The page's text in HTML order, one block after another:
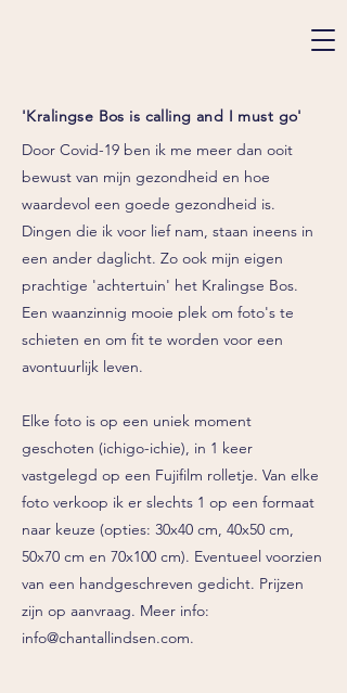
'Kralingse Bos is calling and I must go'
Door Covid-19 ben ik me meer dan ooit
bewust van mijn gezondheid en hoe
waardevol een goede gezondheid is.
Dingen die ik voor lief nam, staan ineens in
een ander daglicht. Zo ook mijn eigen
prachtige 'achtertuin' het Kralingse Bos.
Een waanzinnig mooie plek om foto's te
schieten en om fit te worden voor een
avontuurlijk leven.
Elke foto is op een uniek moment
geschoten (ichigo-ichie), in 1 keer
vastgelegd op een Fujifilm rolletje. Van elke
foto verkoop ik er slechts 1 op een formaat
naar keuze (opties: 30x40 cm, 40x50 cm,
50x70 cm en 70x100 cm). Eventueel voorzien
van een handgeschreven gedicht. Prijzen
zijn op aanvraag. Meer info:
info@chantallindsen.com.